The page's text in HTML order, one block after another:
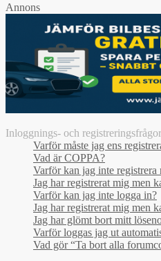
Annons
Inloggnings- och registreringsfrågor
Varför måste jag ens
Vad är COPPA?
Varför kan jag inte registrera
Jag har registrerat mig men
Varför kan jag inte logga in?
Jag har registrerat mig men
Jag har glömt bort mitt
Varför loggas jag ut
Vad gör “Ta bort alla